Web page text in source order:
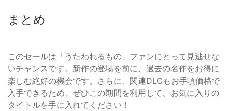
まとめ
このセールは「うたわれるもの」ファンにとって見逃せな
いチャンスです。新作の登場を前に、過去の名作をお得に
楽しむ絶好の機会です。さらに、関連DLCもお手頃価格で
入手できるため、ぜひこの期間を利用して、お気に入りの
タイトルを手に入れてください！